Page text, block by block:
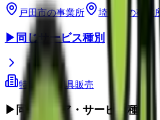
戸田市の事業所 埼玉県 の事業所
▶ 同じサービス種別
特定福祉用具販売
▶ 同じエリア・サービス種別